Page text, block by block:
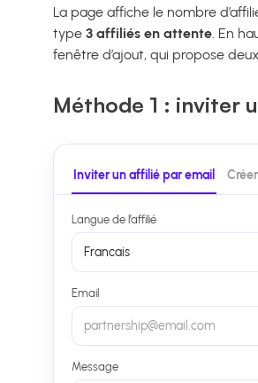
La page affiche le nombre
type 3 affiliés en attente. En
fenêtre d’ajout, qui propose
Méthode 1 : inviter
Inviter un affilié par email
Langue de l’affilié
Francais
Email
partnership@email.com
Message